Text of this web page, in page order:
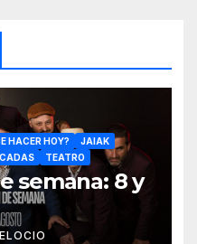
HACER HOY?
JAIAK
TEATRO
semana: 8 y